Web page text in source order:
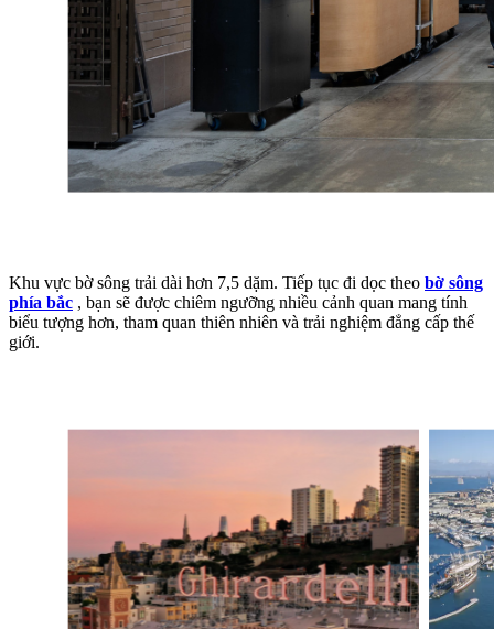
Khu vực bờ sông trải dài hơn 7,5 dặm. Tiếp tục đi dọc theo bờ sông
phía bắc , bạn sẽ được chiêm ngưỡng nhiều cảnh quan mang tính
biểu tượng hơn, tham quan thiên nhiên và trải nghiệm đẳng cấp thế
giới.